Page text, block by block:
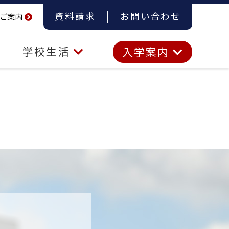
案内 資料請求 お問い合わせ
学校生活 入学案内